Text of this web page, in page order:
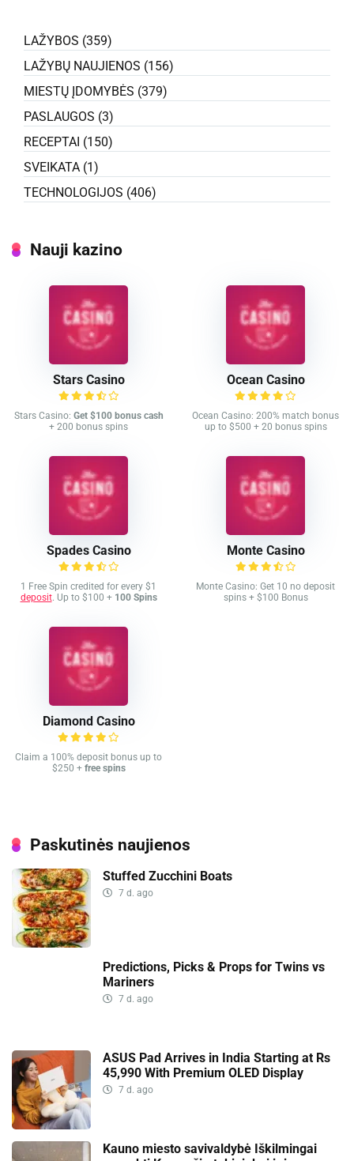
LAŽYBOS (359)
LAŽYBŲ NAUJIENOS (156)
MIESTŲ ĮDOMYBĖS (379)
PASLAUGOS (3)
RECEPTAI (150)
SVEIKATA (1)
TECHNOLOGIJOS (406)
Nauji kazino
Stars Casino
Stars Casino: Get $100 bonus cash
+ 200 bonus spins
Ocean Casino
Ocean Casino: 200% match bonus
up to $500 + 20 bonus spins
Spades Casino
1 Free Spin credited for every $1
deposit. Up to $100 + 100 Spins
Monte Casino
Monte Casino: Get 10 no deposit
spins + $100 Bonus
Diamond Casino
Claim a 100% deposit bonus up to
$250 + free spins
Paskutinės naujienos
Stuffed Zucchini Boats
7 d. ago
Predictions, Picks & Props for Twins vs
Mariners
7 d. ago
ASUS Pad Arrives in India Starting at Rs
45,990 With Premium OLED Display
7 d. ago
Kauno miesto savivaldybė Iškilmingai